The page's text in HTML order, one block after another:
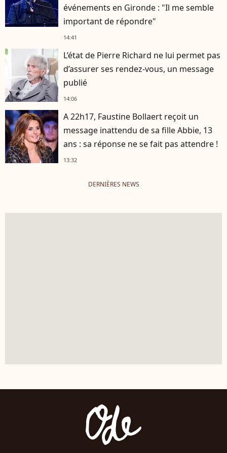
événements en Gironde : "Il me semble
important de répondre"
14:41
L’état de Pierre Richard ne lui permet pas
d’assurer ses rendez-vous, un message
publié
14:06
A 22h17, Faustine Bollaert reçoit un
message inattendu de sa fille Abbie, 13
ans : sa réponse ne se fait pas attendre !
13:32
DERNIÈRES NEWS